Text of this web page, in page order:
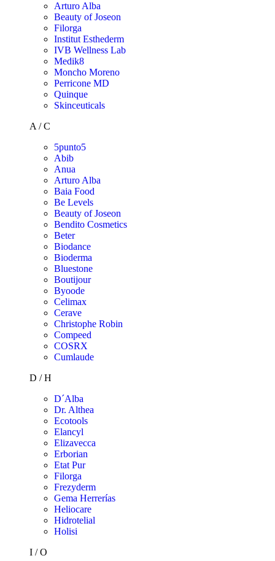
Arturo Alba
Beauty of Joseon
Filorga
Institut Esthederm
IVB Wellness Lab
Medik8
Moncho Moreno
Perricone MD
Quinque
Skinceuticals
A / C
5punto5
Abib
Anua
Arturo Alba
Baia Food
Be Levels
Beauty of Joseon
Bendito Cosmetics
Beter
Biodance
Bioderma
Bluestone
Boutijour
Byoode
Celimax
Cerave
Christophe Robin
Compeed
COSRX
Cumlaude
D / H
D´Alba
Dr. Althea
Ecotools
Elancyl
Elizavecca
Erborian
Etat Pur
Filorga
Frezyderm
Gema Herrerías
Heliocare
Hidrotelial
Holisi
I / O